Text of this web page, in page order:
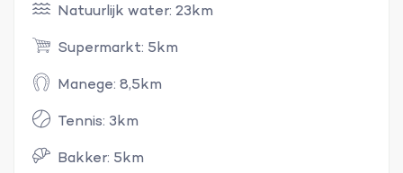
Natuurlijk water: 23km
Supermarkt: 5km
Manege: 8,5km
Tennis: 3km
Bakker: 5km